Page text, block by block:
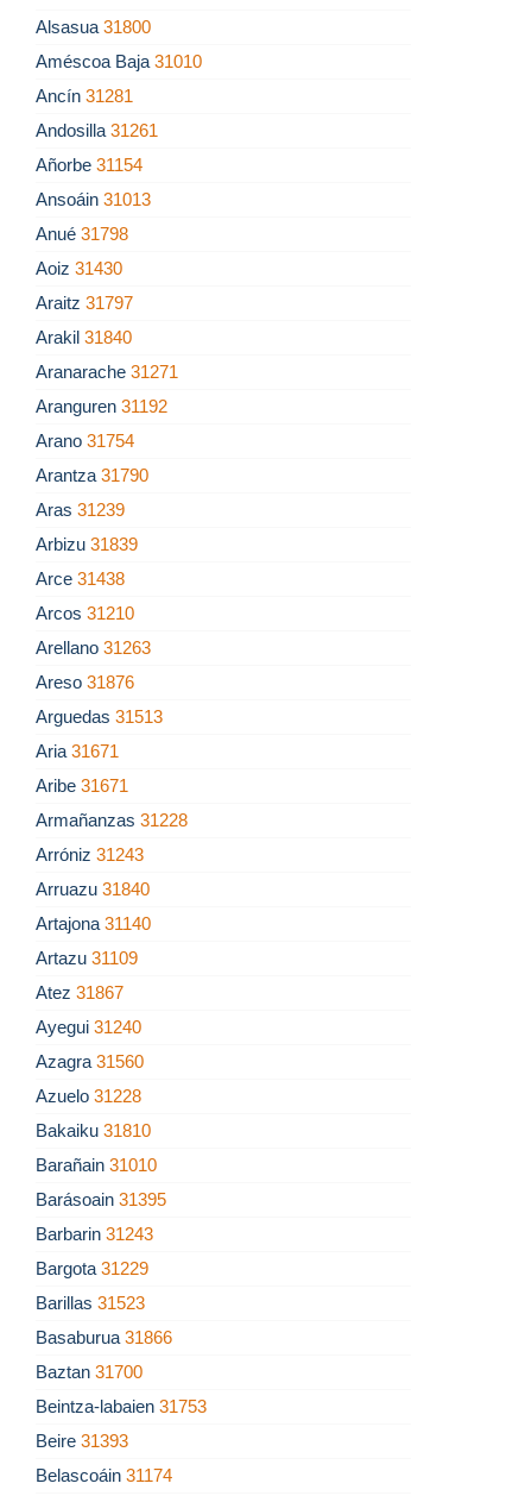
Alsasua 31800
Améscoa Baja 31010
Ancín 31281
Andosilla 31261
Añorbe 31154
Ansoáin 31013
Anué 31798
Aoiz 31430
Araitz 31797
Arakil 31840
Aranarache 31271
Aranguren 31192
Arano 31754
Arantza 31790
Aras 31239
Arbizu 31839
Arce 31438
Arcos 31210
Arellano 31263
Areso 31876
Arguedas 31513
Aria 31671
Aribe 31671
Armañanzas 31228
Arróniz 31243
Arruazu 31840
Artajona 31140
Artazu 31109
Atez 31867
Ayegui 31240
Azagra 31560
Azuelo 31228
Bakaiku 31810
Barañain 31010
Barásoain 31395
Barbarin 31243
Bargota 31229
Barillas 31523
Basaburua 31866
Baztan 31700
Beintza-labaien 31753
Beire 31393
Belascoáin 31174